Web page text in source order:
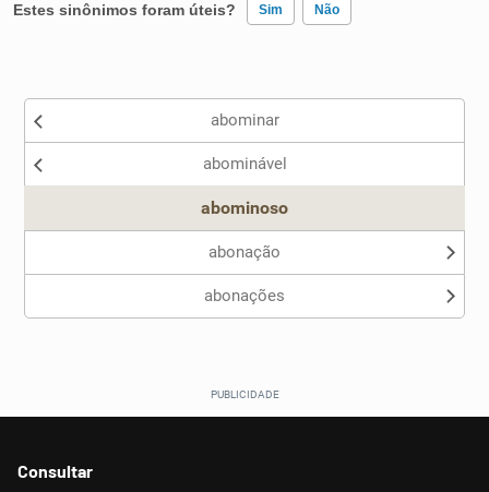
Dicionário
Estes sinônimos foram úteis? Sim Não
Nenhum dos sinônimos apresentados me ajudou
abominar
abominável
abominoso
abonação
abonações
Consultar